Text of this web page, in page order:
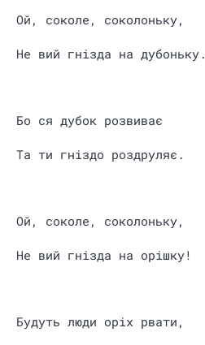
Ой, соколе, соколоньку,
Не вий гнізда на дубоньку.
Бо ся дубок розвиває
Та ти гніздо роздруляє.
Ой, соколе, соколоньку,
Не вий гнізда на орішку!
Будуть люди оріх рвати,